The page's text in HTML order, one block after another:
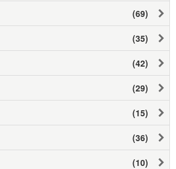
(69)
(35)
(42)
(29)
(15)
(36)
(10)